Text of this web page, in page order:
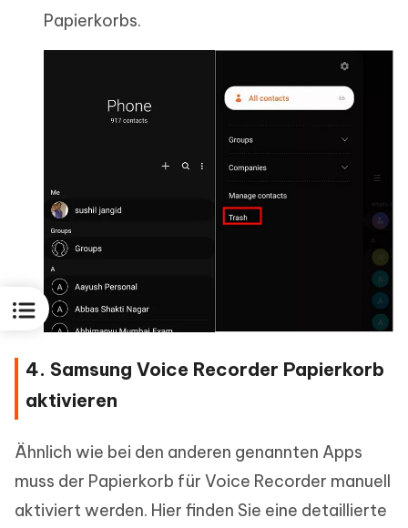
Papierkorbs.
4. Samsung Voice Recorder Papierkorb
aktivieren
Ähnlich wie bei den anderen genannten Apps
muss der Papierkorb für Voice Recorder manuell
aktiviert werden. Hier finden Sie eine detaillierte